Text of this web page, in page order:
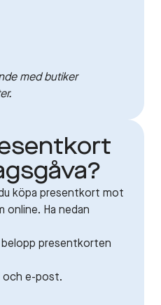
med butiker
köpa presentkort mot
online. Ha nedan
presentkorten
och e-post.